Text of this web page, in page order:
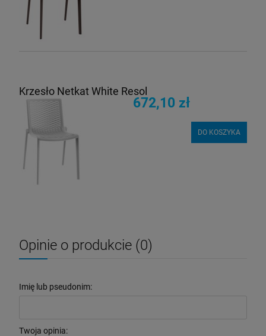
Krzesło Netkat White Resol
672,10 zł
DO KOSZYKA
Opinie o produkcie (0)
Imię lub pseudonim:
Twoja opinia: